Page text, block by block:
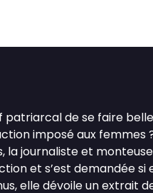
patriarcal de se faire
imposé aux femmes
la journaliste et
et s’est demandée
elle dévoile un extrait